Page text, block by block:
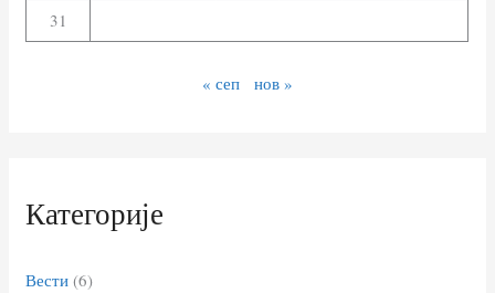
31
« сеп нов »
Категорије
Вести (6)